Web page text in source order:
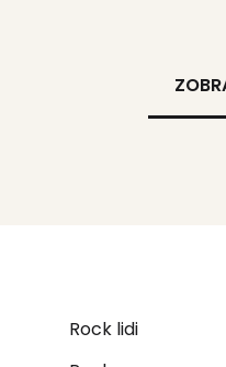
Rock lidi